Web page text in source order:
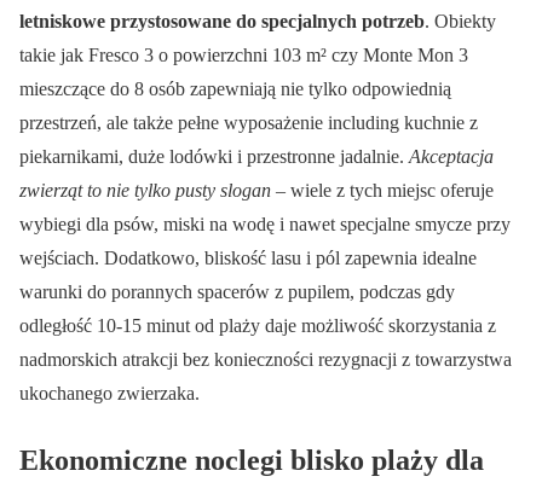
letniskowe przystosowane do specjalnych potrzeb. Obiekty
takie jak Fresco 3 o powierzchni 103 m² czy Monte Mon 3
mieszczące do 8 osób zapewniają nie tylko odpowiednią
przestrzeń, ale także pełne wyposażenie including kuchnie z
piekarnikami, duże lodówki i przestronne jadalnie. Akceptacja
zwierząt to nie tylko pusty slogan – wiele z tych miejsc oferuje
wybiegi dla psów, miski na wodę i nawet specjalne smycze przy
wejściach. Dodatkowo, bliskość lasu i pól zapewnia idealne
warunki do porannych spacerów z pupilem, podczas gdy
odległość 10-15 minut od plaży daje możliwość skorzystania z
nadmorskich atrakcji bez konieczności rezygnacji z towarzystwa
ukochanego zwierzaka.
Ekonomiczne noclegi blisko plaży dla